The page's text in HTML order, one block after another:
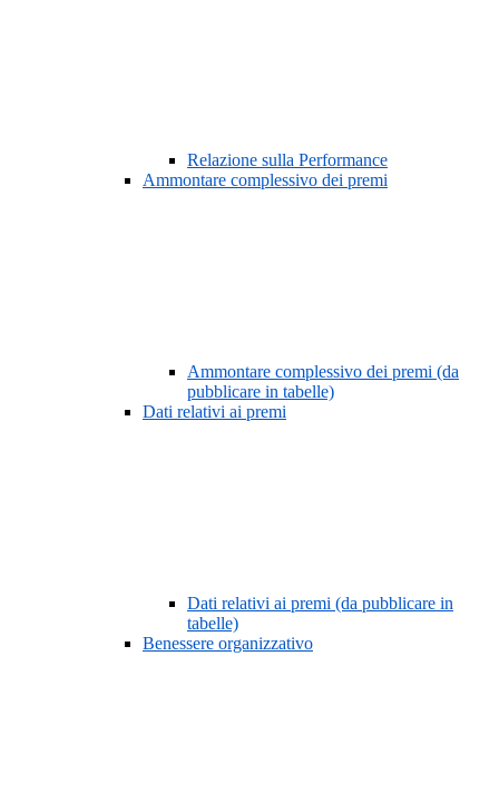
Relazione sulla Performance
Ammontare complessivo dei premi
Ammontare complessivo dei premi (da
pubblicare in tabelle)
Dati relativi ai premi
Dati relativi ai premi (da pubblicare in
tabelle)
Benessere organizzativo